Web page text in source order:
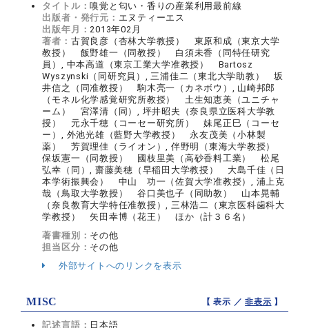
タイトル：嗅覚と匂い・香りの産業利用最前線
出版者・発行元： エヌティーエス
出版年月：2013年02月
著者： 古賀良彦（杏林大学教授） 東原和成（東京大学
教授） 飯野雄一（同教授） 白須未香（同特任研究
員）, 中本高道（東京工業大学准教授） Bartosz
Wyszynski（同研究員）, 三浦佳二（東北大学助教） 坂
井信之（同准教授） 駒木亮一（カネボウ）, 山崎邦郎
（モネル化学感覚研究所教授） 土生知恵美（ユニチャ
ーム） 宮澤清（同）, 坪井昭夫（奈良県立医科大学教
授） 元永千穂（コーセー研究所） 妹尾正巳（コーセ
ー）, 外池光雄（藍野大学教授） 永友茂美（小林製
薬） 芳賀理佳（ライオン）, 伴野明（東海大学教授）
保坂憲一（同教授） 國枝里美（高砂香料工業） 松尾
弘幸（同）, 齋藤美穂（早稲田大学教授） 大島千佳（日
本学術振興会） 中山 功一（佐賀大学准教授）, 浦上克
哉（鳥取大学教授） 谷口美也子（同助教） 山本晃輔
（奈良教育大学特任准教授）, 三林浩二（東京医科歯科大
学教授） 矢田幸博（花王） ほか（計３６名）
著書種別： その他
担当区分： その他
外部サイトへのリンクを表示
MISC 【 表示 ／非表示 】
記述言語： 日本語